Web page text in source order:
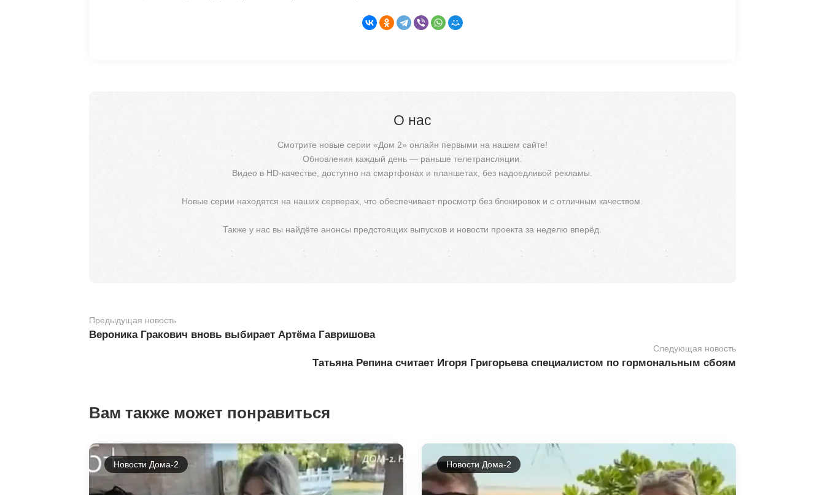
О нас
Смотрите новые серии «Дом 2» онлайн первыми на нашем сайте!
Обновления каждый день — раньше телетрансляции.
Видео в HD-качестве, доступно на смартфонах и планшетах, без надоедливой рекламы.
Новые серии находятся на наших серверах, что обеспечивает просмотр без блокировок и с отличным качеством.
Также у нас вы найдёте анонсы предстоящих выпусков и новости проекта за неделю вперёд.
Предыдущая новость
Вероника Гракович вновь выбирает Артёма Гавришова
Следующая новость
Татьяна Репина считает Игоря Григорьева специалистом по гормональным сбоям
Вам также может понравиться
Новости Дома-2 Новости Дома-2